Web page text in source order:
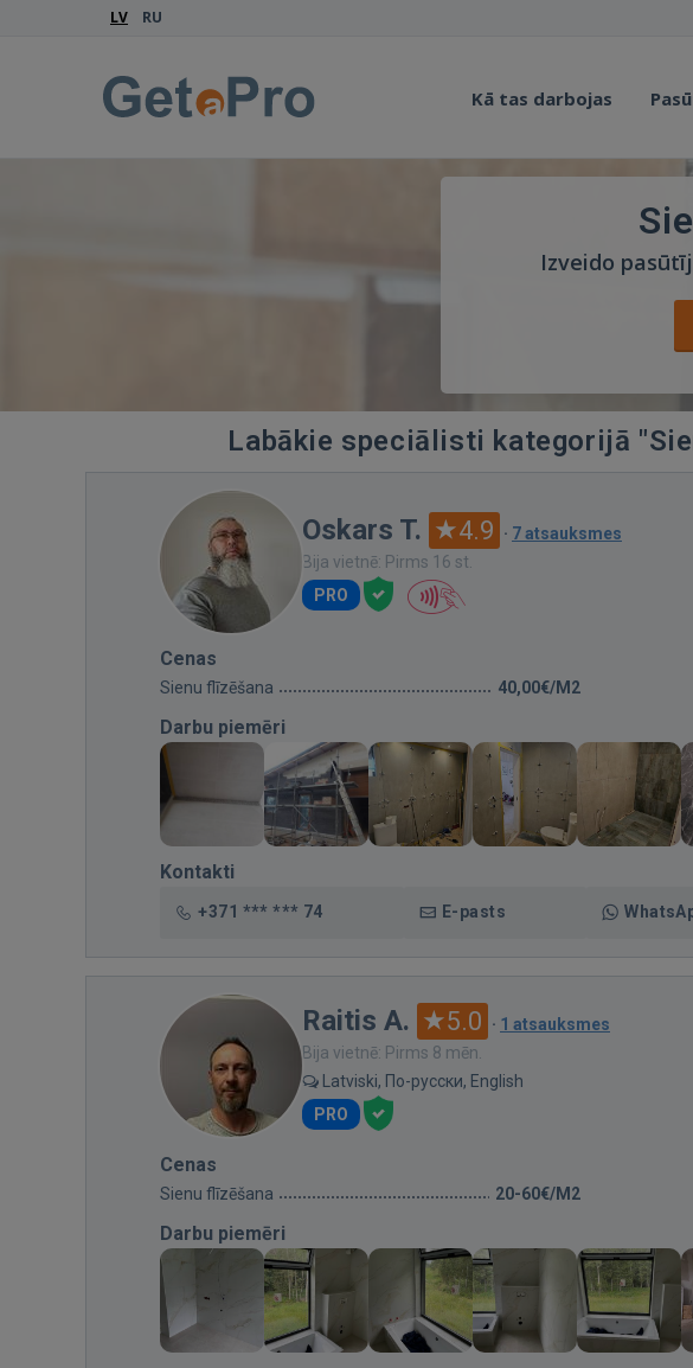
LV RU
Kā tas darbojas
Izveido
Labākie speciālisti kategorijā
Oskars T. 4.9 · 7 atsauksmes
Bija vietnē: Pirms 16 st.
PRO
Cenas
Sienu flīzēšana 40,00€/M2
Darbu piemēri
Kontakti
+371 *** *** 74 E-pasts
Raitis A. 5.0 · 1 atsauksmes
Bija vietnē: Pirms 8 mēn.
Latviski, По-русски, English
PRO
Cenas
Sienu flīzēšana 20-60€/M2
Darbu piemēri